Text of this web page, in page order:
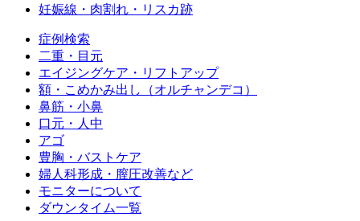
妊娠線・肉割れ・リスカ跡
症例検索
二重・目元
エイジングケア・リフトアップ
額・こめかみ出し（オルチャンデコ）
鼻筋・小鼻
口元・人中
アゴ
豊胸・バストケア
婦人科形成・膣圧改善など
モニターについて
ダウンタイム一覧